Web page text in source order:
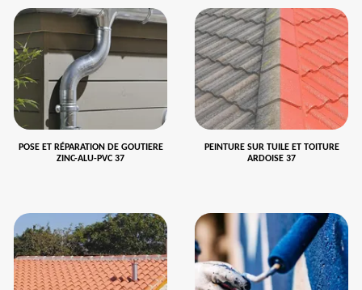
POSE ET RÉPARATION DE GOUTIERE
ZINC-ALU-PVC 37
PEINTURE SUR TUILE ET TOITURE
ARDOISE 37